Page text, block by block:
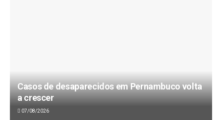
Casos de desaparecidos em Pernambuco volta
a crescer
07/08/2026